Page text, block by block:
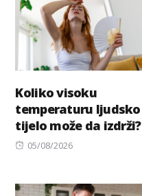
Koliko visoku
temperaturu ljudsko
tijelo može da izdrži?
Posted
05/08/2026